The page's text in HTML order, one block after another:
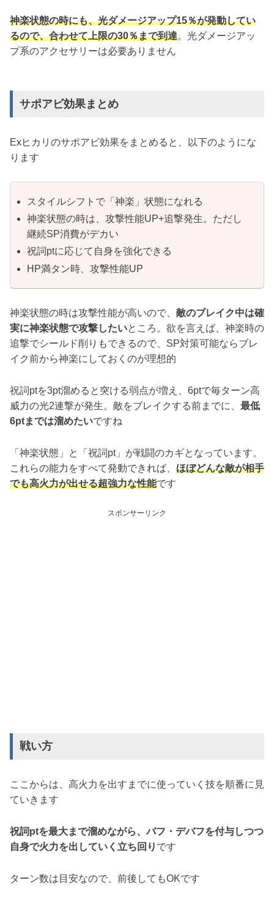
神楽状態の時にも、光ダメージアップ15％が発動してい
るので、合わせて上限の30％まで到達。光ダメージアッ
プ系のアクセサリーは必要ありません
サポアビ効果まとめ
Exヒカリのサポアビ効果をまとめると、以下のようにな
ります
スタイルシフトで「神楽」状態になれる
神楽状態の時は、攻撃性能UP+追撃発生。ただし
継続SP消費がデカい
祝詞ptに応じて自身を強化できる
HP満タン時、攻撃性能UP
神楽状態の時は攻撃性能が高いので、 敵のブレイク中は確
実に神楽状態で攻撃したいところ。欲を言えば、神楽時の
追撃でシールド削りもできるので、SP対策可能ならブレ
イク前から神楽にしておくのが理想的
祝詞ptを3pt溜めると突ける弱点が増え、6ptで毎ターン高
威力の光2連撃が発生。敵をブレイクする前までに、 最低
6ptまでは溜めたいですね
「神楽状態」と「祝詞pt」が戦闘のカギとなっています。
これらの能力をすべて発動できれば、 ほぼどんな敵が相手
でも高火力が出せる超強力な性能です
スポンサーリンク
戦い方
ここからは、高火力を出すまでに使っていく技を順番に見
ていきます
祝詞ptを最大まで溜めながら、バフ・デバフを付与しつつ
自身で火力を出していく立ち回り です
ターン数は目安なので、前後してもOKです